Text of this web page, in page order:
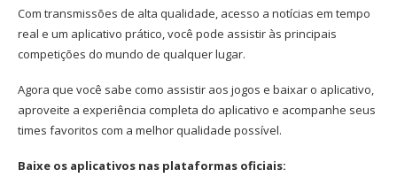
Com transmissões de alta qualidade, acesso a notícias em tempo
real e um aplicativo prático, você pode assistir às principais
competições do mundo de qualquer lugar.
Agora que você sabe como assistir aos jogos e baixar o aplicativo,
aproveite a experiência completa do aplicativo e acompanhe seus
times favoritos com a melhor qualidade possível.
Baixe os aplicativos nas plataformas oficiais: